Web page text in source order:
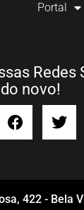
Portal
Redes
novo!
422 - Bela